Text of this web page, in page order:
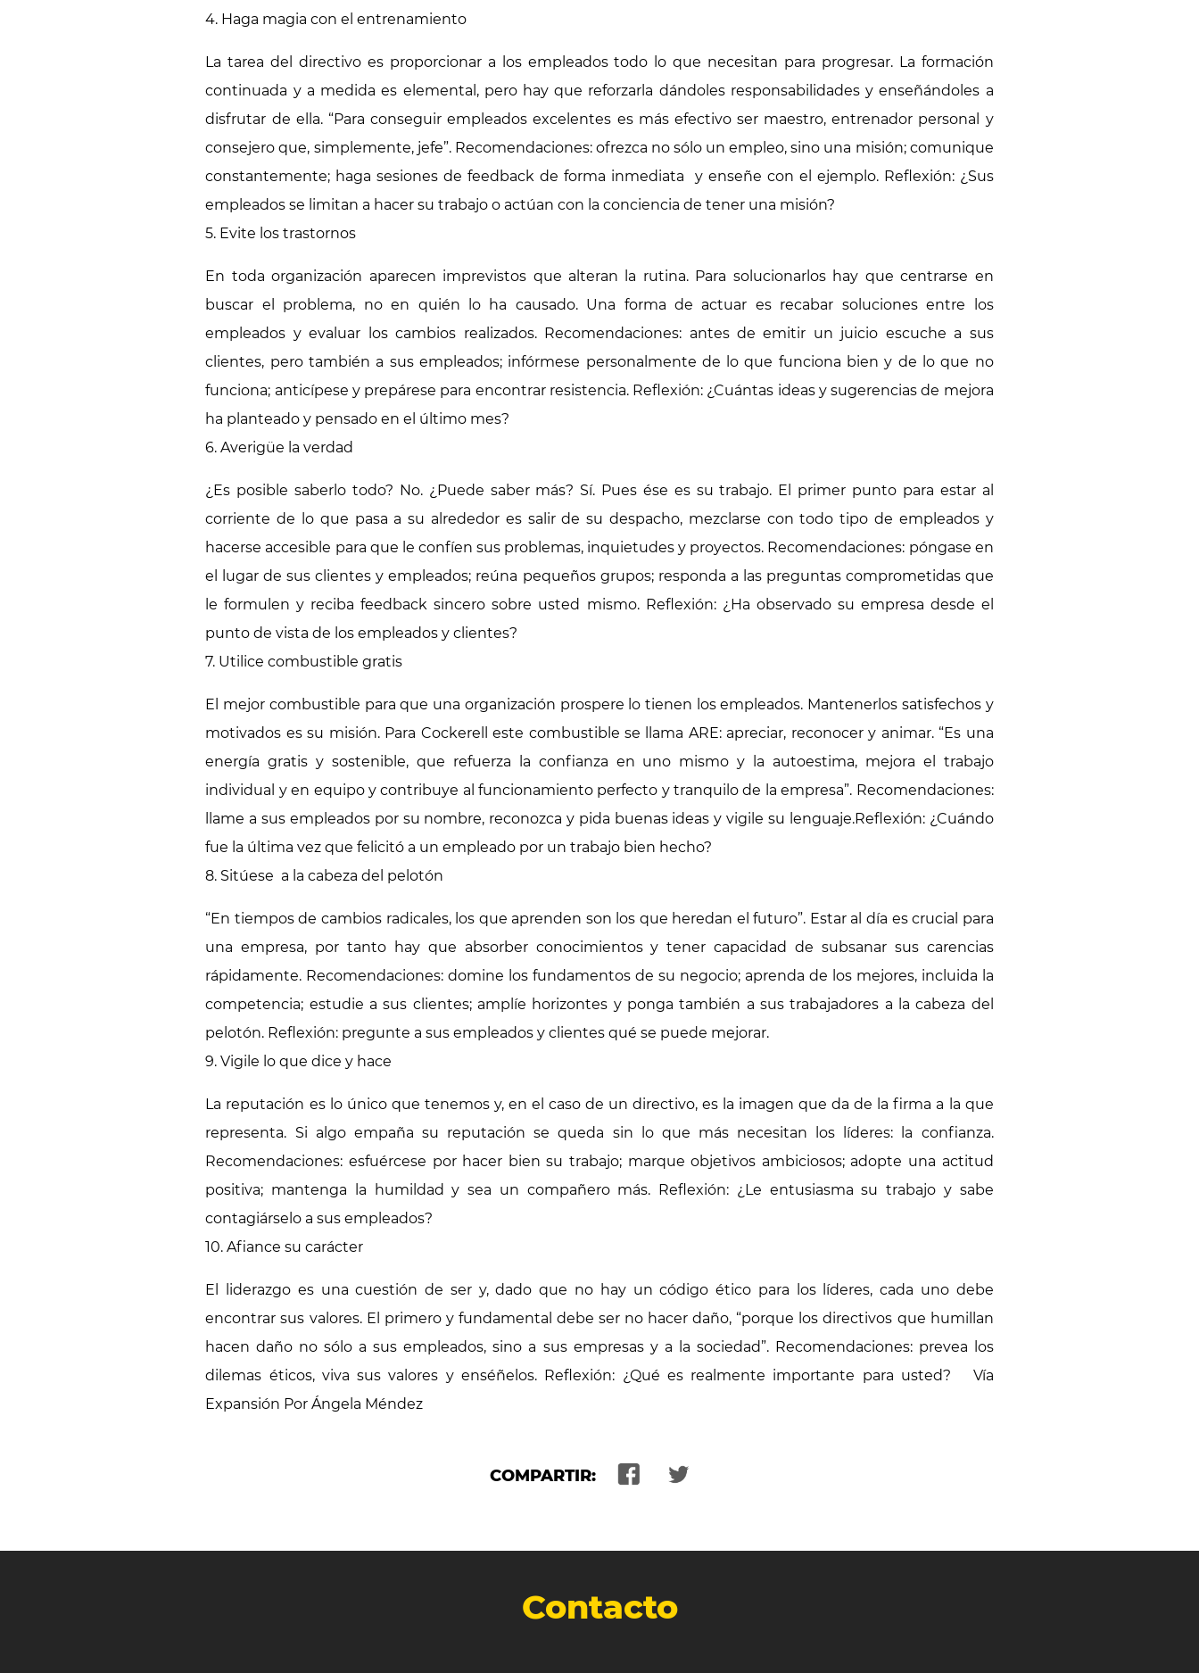
4. Haga magia con el entrenamiento
La tarea del directivo es proporcionar a los empleados todo lo que necesitan para progresar. La formación
continuada y a medida es elemental, pero hay que reforzarla dándoles responsabilidades y enseñándoles a
disfrutar de ella. “Para conseguir empleados excelentes es más efectivo ser maestro, entrenador personal y
consejero que, simplemente, jefe”. Recomendaciones: ofrezca no sólo un empleo, sino una misión; comunique
constantemente; haga sesiones de feedback de forma inmediata y enseñe con el ejemplo. Reflexión: ¿Sus
empleados se limitan a hacer su trabajo o actúan con la conciencia de tener una misión?
5. Evite los trastornos
En toda organización aparecen imprevistos que alteran la rutina. Para solucionarlos hay que centrarse en
buscar el problema, no en quién lo ha causado. Una forma de actuar es recabar soluciones entre los
empleados y evaluar los cambios realizados. Recomendaciones: antes de emitir un juicio escuche a sus
clientes, pero también a sus empleados; infórmese personalmente de lo que funciona bien y de lo que no
funciona; anticípese y prepárese para encontrar resistencia. Reflexión: ¿Cuántas ideas y sugerencias de mejora
ha planteado y pensado en el último mes?
6. Averigüe la verdad
¿Es posible saberlo todo? No. ¿Puede saber más? Sí. Pues ése es su trabajo. El primer punto para estar al
corriente de lo que pasa a su alrededor es salir de su despacho, mezclarse con todo tipo de empleados y
hacerse accesible para que le confíen sus problemas, inquietudes y proyectos. Recomendaciones: póngase en
el lugar de sus clientes y empleados; reúna pequeños grupos; responda a las preguntas comprometidas que
le formulen y reciba feedback sincero sobre usted mismo. Reflexión: ¿Ha observado su empresa desde el
punto de vista de los empleados y clientes?
7. Utilice combustible gratis
El mejor combustible para que una organización prospere lo tienen los empleados. Mantenerlos satisfechos y
motivados es su misión. Para Cockerell este combustible se llama ARE: apreciar, reconocer y animar. “Es una
energía gratis y sostenible, que refuerza la confianza en uno mismo y la autoestima, mejora el trabajo
individual y en equipo y contribuye al funcionamiento perfecto y tranquilo de la empresa”. Recomendaciones:
llame a sus empleados por su nombre, reconozca y pida buenas ideas y vigile su lenguaje.Reflexión: ¿Cuándo
fue la última vez que felicitó a un empleado por un trabajo bien hecho?
8. Sitúese a la cabeza del pelotón
“En tiempos de cambios radicales, los que aprenden son los que heredan el futuro”. Estar al día es crucial para
una empresa, por tanto hay que absorber conocimientos y tener capacidad de subsanar sus carencias
rápidamente. Recomendaciones: domine los fundamentos de su negocio; aprenda de los mejores, incluida la
competencia; estudie a sus clientes; amplíe horizontes y ponga también a sus trabajadores a la cabeza del
pelotón. Reflexión: pregunte a sus empleados y clientes qué se puede mejorar.
9. Vigile lo que dice y hace
La reputación es lo único que tenemos y, en el caso de un directivo, es la imagen que da de la firma a la que
representa. Si algo empaña su reputación se queda sin lo que más necesitan los líderes: la confianza.
Recomendaciones: esfuércese por hacer bien su trabajo; marque objetivos ambiciosos; adopte una actitud
positiva; mantenga la humildad y sea un compañero más. Reflexión: ¿Le entusiasma su trabajo y sabe
contagiárselo a sus empleados?
10. Afiance su carácter
El liderazgo es una cuestión de ser y, dado que no hay un código ético para los líderes, cada uno debe
encontrar sus valores. El primero y fundamental debe ser no hacer daño, “porque los directivos que humillan
hacen daño no sólo a sus empleados, sino a sus empresas y a la sociedad”. Recomendaciones: prevea los
dilemas éticos, viva sus valores y enséñelos. Reflexión: ¿Qué es realmente importante para usted? Vía
Expansión Por Ángela Méndez
COMPARTIR:
Contacto